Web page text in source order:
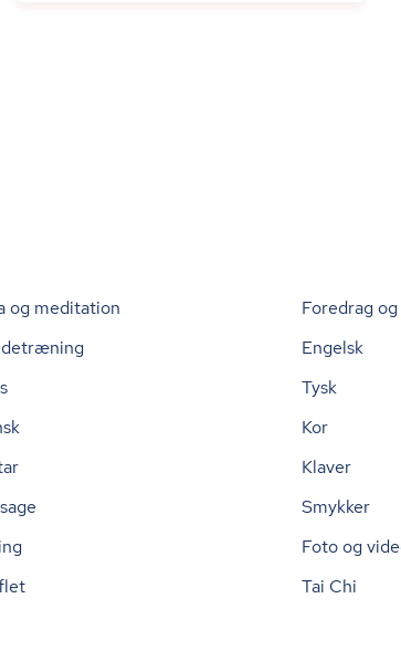
og meditation Foredrag
Engelsk
Tysk
Kor
Klaver
Smykker
Foto og
Tai Chi